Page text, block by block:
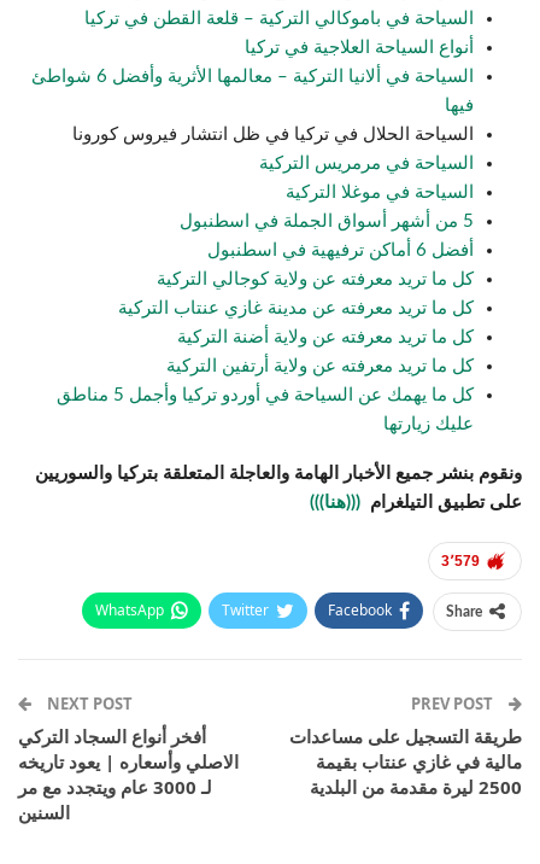
السياحة في باموكالي التركية – قلعة القطن في تركيا
أنواع السياحة العلاجية في تركيا
السياحة في ألانيا التركية – معالمها الأثرية وأفضل 6 شواطئ
فيها
السياحة الحلال في تركيا في ظل انتشار فيروس كورونا
السياحة في مرمريس التركية
السياحة في موغلا التركية
5 من أشهر أسواق الجملة في اسطنبول
أفضل 6 أماكن ترفيهية في اسطنبول
كل ما تريد معرفته عن ولاية كوجالي التركية
كل ما تريد معرفته عن مدينة غازي عنتاب التركية
كل ما تريد معرفته عن ولاية أضنة التركية
كل ما تريد معرفته عن ولاية أرتفين التركية
كل ما يهمك عن السياحة في أوردو تركيا وأجمل 5 مناطق
عليك زيارتها
ونقوم بنشر جميع الأخبار الهامة والعاجلة المتعلقة بتركيا والسوريين
على تطبيق التيلغرام (((هنا)))
3٬579
Share
Facebook
Twitter
WhatsApp
طريقة التسجيل على مساعدات
مالية في غازي عنتاب بقيمة
2500 ليرة مقدمة من البلدية
NEXT POST
أفخر أنواع السجاد التركي
الاصلي وأسعاره | يعود تاريخه
لـ 3000 عام ويتجدد مع مر
السنين